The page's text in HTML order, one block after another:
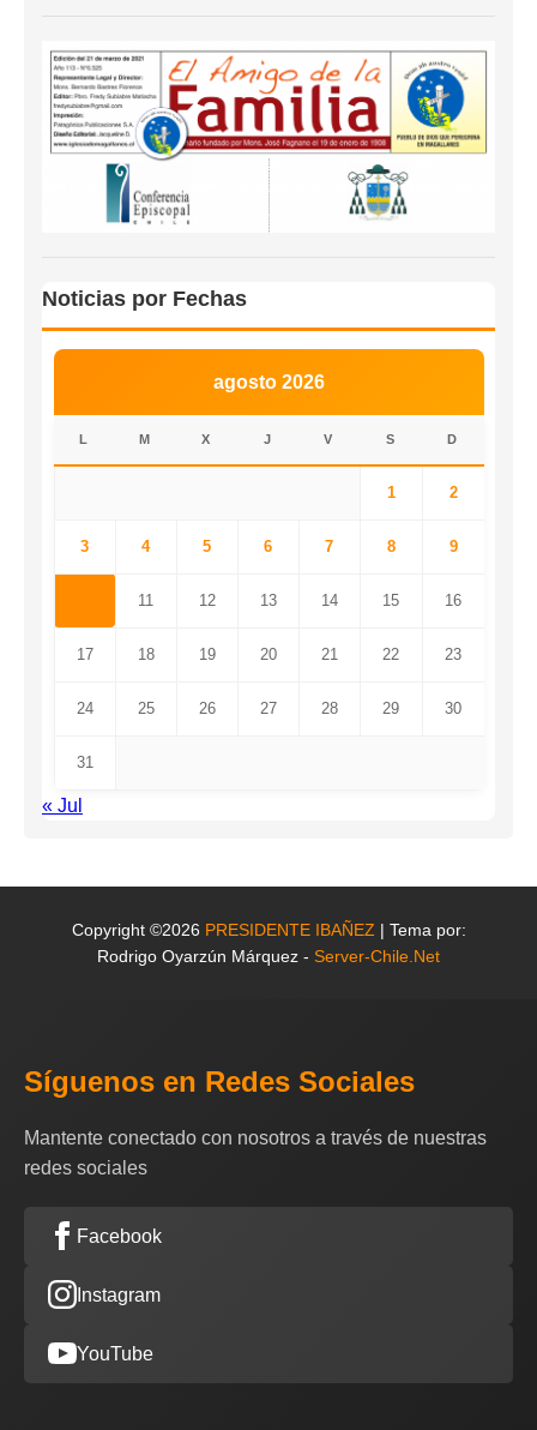
Noticias por Fechas
agosto 2026
L M X J V S D
1 2
3 4 5 6 7 8 9
11 12 13 14 15 16
17 18 19 20 21 22 23
24 25 26 27 28 29 30
31
« Jul
Copyright ©2026 PRESIDENTE IBAÑEZ | Tema por:
Rodrigo Oyarzún Márquez - Server-Chile.Net
Síguenos en Redes Sociales
Mantente conectado con nosotros a través de nuestras
redes sociales
Facebook
Instagram
YouTube